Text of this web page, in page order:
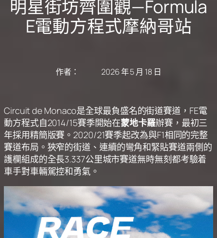
明星街坊齊圍觀—Formula
E電動方程式摩納哥站
作者： 2026 年 5 月 18 日
Circuit de Monaco是全球最負盛名的街道賽道，FE電
動方程式自2014/15賽季開始在蒙地卡羅辦賽，最初三
年採用精簡版賽。2020/21賽季起改為與F1相同的完整
賽道布局。狹窄的街道、連續的彎角和緊貼賽道兩側的
護欄組成的全長3.337公里城市賽道無時無刻都考驗着
車手對車輛駕控和勇氣。